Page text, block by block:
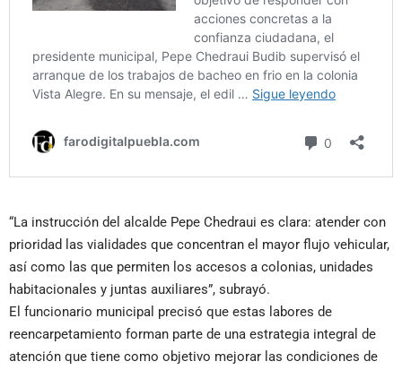
“La instrucción del alcalde Pepe Chedraui es clara: atender con
prioridad las vialidades que concentran el mayor flujo vehicular,
así como las que permiten los accesos a colonias, unidades
habitacionales y juntas auxiliares”, subrayó.
El funcionario municipal precisó que estas labores de
reencarpetamiento forman parte de una estrategia integral de
atención que tiene como objetivo mejorar las condiciones de